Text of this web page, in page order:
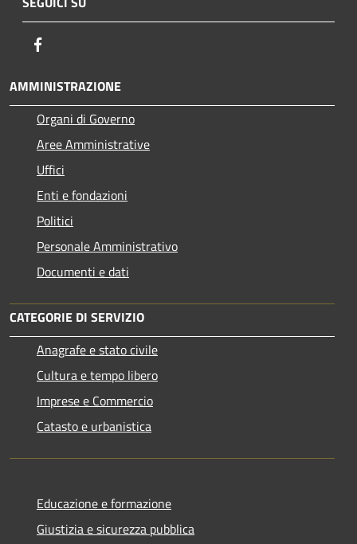
AMMINISTRAZIONE
Organi di Governo
Aree Amministrative
Uffici
Enti e fondazioni
Politici
Personale Amministrativo
Documenti e dati
CATEGORIE DI SERVIZIO
Anagrafe e stato civile
Cultura e tempo libero
Imprese e Commercio
Catasto e urbanistica
Educazione e formazione
Giustizia e sicurezza pubblica